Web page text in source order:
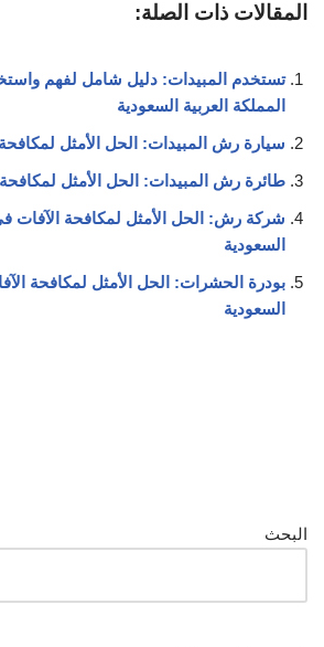
المقالات ذات الصلة:
تستخدم المبيدات: دليل شامل لفهم
المملكة العربية السعودية
سيارة رش المبيدات: الحل الأمثل
طائرة رش المبيدات: الحل الأمثل
شركة رش: الحل الأمثل لمكافحة الآفات
السعودية
بودرة الحشرات: الحل الأمثل لمكافحة
السعودية
البحث